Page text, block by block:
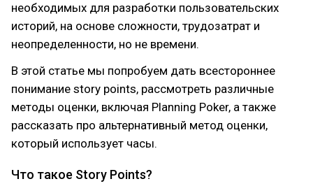
необходимых для разработки пользовательских
историй, на основе сложности, трудозатрат и
неопределенности, но не времени.
В этой статье мы попробуем дать всестороннее
понимание story points, рассмотреть различные
методы оценки, включая Planning Poker, а также
рассказать про альтернативный метод оценки,
который использует часы.
Что такое Story Points?